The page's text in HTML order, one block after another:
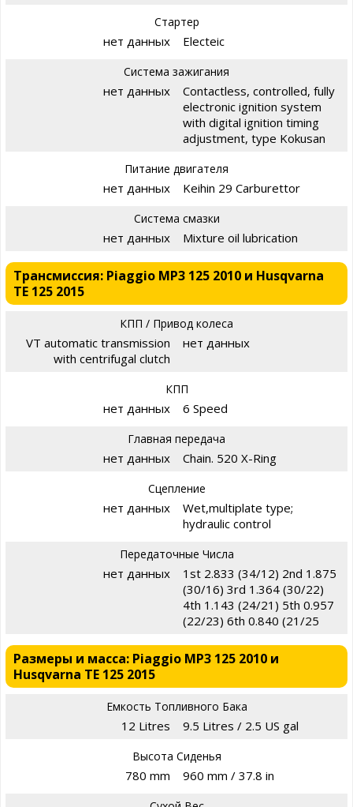
Стартер
нет данных Electeic
Система зажигания
нет данных
Contactless, controlled, fully
electronic ignition system
with digital ignition timing
adjustment, type Kokusan
Питание двигателя
нет данных Keihin 29 Carburettor
Система смазки
нет данных Mixture oil lubrication
Трансмиссия: Piaggio MP3 125 2010 и Husqvarna
TE 125 2015
КПП / Привод колеса
VT automatic transmission
with centrifugal clutch
нет данных
КПП
нет данных 6 Speed
Главная передача
нет данных Chain. 520 X-Ring
Сцепление
нет данных
Wet,multiplate type;
hydraulic control
Передаточные Числа
нет данных
1st 2.833 (34/12) 2nd 1.875
(30/16) 3rd 1.364 (30/22)
4th 1.143 (24/21) 5th 0.957
(22/23) 6th 0.840 (21/25
Размеры и масса: Piaggio MP3 125 2010 и
Husqvarna TE 125 2015
Емкость Топливного Бака
12 Litres 9.5 Litres / 2.5 US gal
Высота Сиденья
780 mm 960 mm / 37.8 in